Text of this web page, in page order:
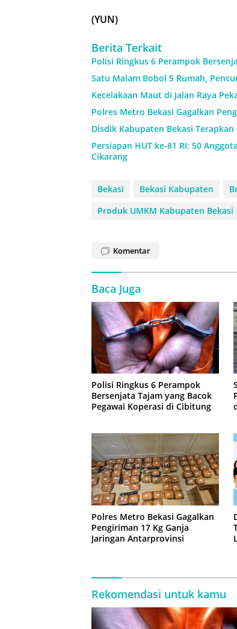
(YUN)
Berita Terkait
Polisi Ringkus 6 Perampok
Satu Malam Bobol 5 Rumah,
Kecelakaan Maut di Jalan Raya
Polres Metro Bekasi Gagalkan
Disdik Kabupaten Bekasi
Persiapan HUT ke-81 RI: 50
Cikarang
Bekasi Bekasi Kabupaten
Produk UMKM Kabupaten Bekasi
Komentar
Baca Juga
Polisi Ringkus 6 Perampok
Bersenjata Tajam yang Bacok
Pegawai Koperasi di Cibitung
Polres Metro Bekasi Gagalkan
Pengiriman 17 Kg Ganja
Jaringan Antarprovinsi
Rekomendasi untuk kamu